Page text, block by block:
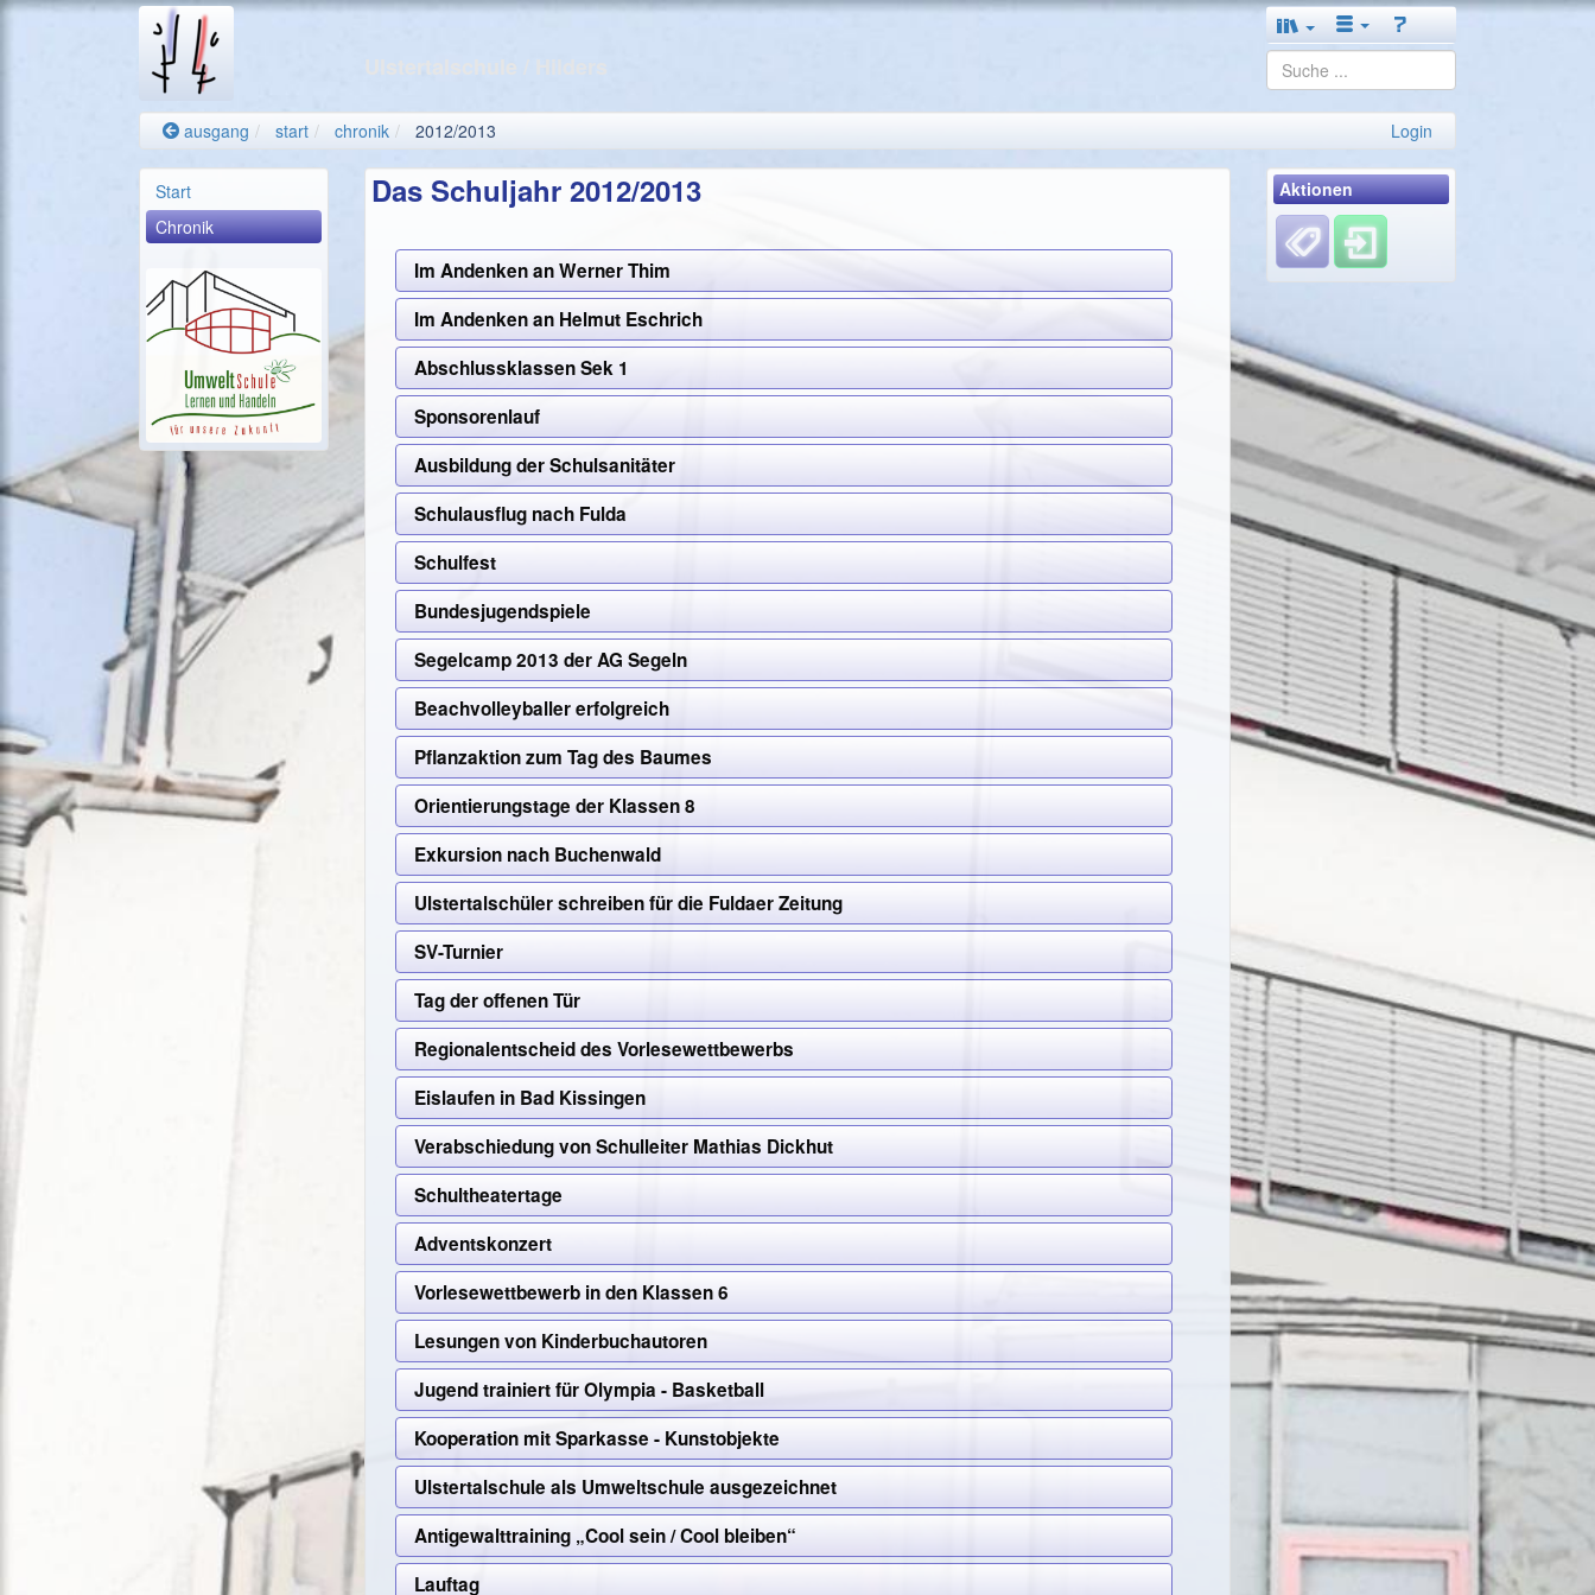
Ulstertalschule
ausgang start chronik 2012/2013 Login
Start
Chronik
Das Schuljahr 2012/2013
Im Andenken an Werner Thim
Im Andenken an Helmut Eschrich
Abschlussklassen Sek 1
Sponsorenlauf
Ausbildung der Schulsanitäter
Schulausflug nach Fulda
Schulfest
Bundesjugendspiele
Segelcamp 2013 der AG Segeln
Beachvolleyballer erfolgreich
Pflanzaktion zum Tag des Baumes
Orientierungstage der Klassen 8
Exkursion nach Buchenwald
Ulstertalschüler schreiben für die Fuldaer Zeitung
SV-Turnier
Tag der offenen Tür
Regionalentscheid des Vorlesewettbewerbs
Eislaufen in Bad Kissingen
Verabschiedung von Schulleiter Mathias Dickhut
Schultheatertage
Adventskonzert
Vorlesewettbewerb in den Klassen 6
Lesungen von Kinderbuchautoren
Jugend trainiert für Olympia - Basketball
Kooperation mit Sparkasse - Kunstobjekte
Ulstertalschule als Umweltschule ausgezeichnet
Antigewalttraining „Cool sein / Cool bleiben“
Lauftag
Aktionen